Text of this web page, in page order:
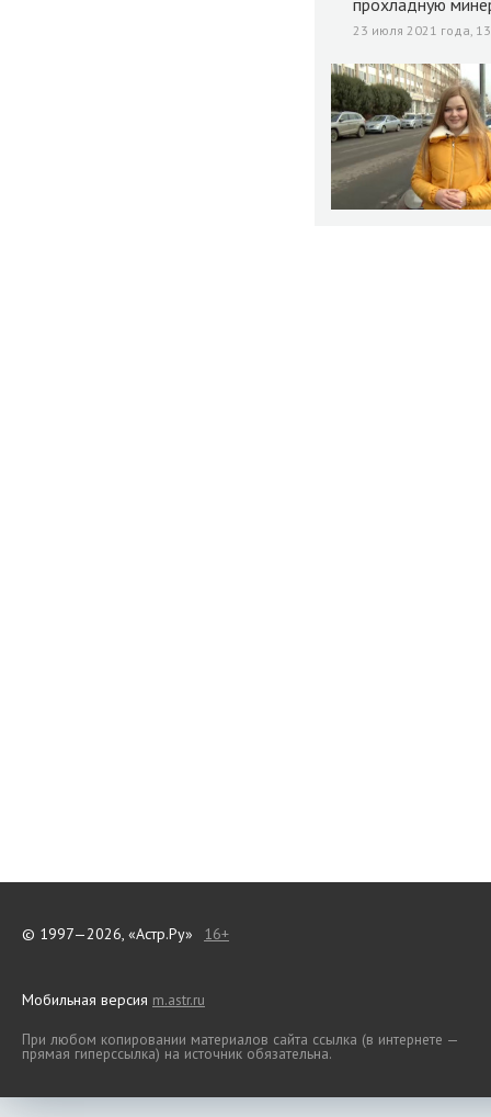
23 июля 2021 года,
© 1997—2026, «Астр.Ру» 16+
Мобильная версия m.astr.ru
При любом копировании материалов сайта ссылка (в интернете —
прямая гиперссылка) на источник обязательна.